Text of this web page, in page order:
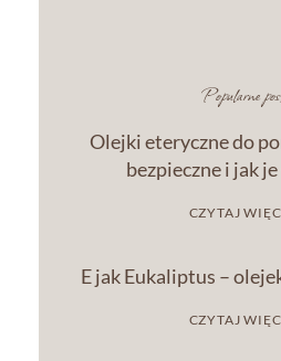
Popularne
Olejki eteryczne do
bezpieczne i jak
CZYTAJ
E jak Eukaliptus –
CZYTAJ